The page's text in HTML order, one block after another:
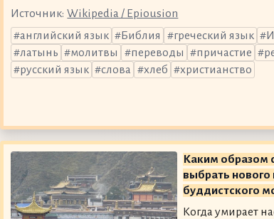
Источник: Wikipedia / Epiousion
английский язык
Библия греческий язык
латынь
молитвы переводы причастие
русский язык
слова хлеб христианство
Каким образом
выбрать нового
буддистского
Когда умирает